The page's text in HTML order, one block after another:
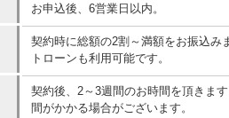
お申込後、6営業日以内。
契約時に総額の2割～満額をお振込み
トローンも利用可能です。
契約後、2～3週間のお時間を頂きま
間がかかる場合がございます。